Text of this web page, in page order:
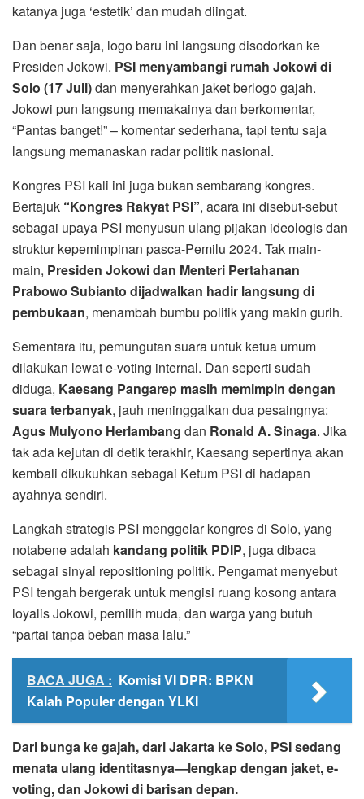
katanya juga ‘estetik’ dan mudah diingat.
Dan benar saja, logo baru ini langsung disodorkan ke
Presiden Jokowi. PSI menyambangi rumah Jokowi di
Solo (17 Juli)dan menyerahkan jaket berlogo gajah.
Jokowi pun langsung memakainya dan berkomentar,
“Pantas banget!” – komentar sederhana, tapi tentu saja
langsung memanaskan radar politik nasional.
Kongres PSI kali ini juga bukan sembarang kongres.
Bertajuk “Kongres Rakyat PSI”, acara ini disebut-sebut
sebagai upaya PSI menyusun ulang pijakan ideologis dan
struktur kepemimpinan pasca-Pemilu 2024. Tak main-
main, Presiden Jokowi dan Menteri Pertahanan
Prabowo Subianto dijadwalkan hadir langsung di
pembukaan, menambah bumbu politik yang makin gurih.
Sementara itu, pemungutan suara untuk ketua umum
dilakukan lewat e-voting internal. Dan seperti sudah
diduga, Kaesang Pangarep masih memimpin dengan
suara terbanyak, jauh meninggalkan dua pesaingnya:
Agus Mulyono Herlambang dan Ronald A. Sinaga. Jika
tak ada kejutan di detik terakhir, Kaesang sepertinya akan
kembali dikukuhkan sebagai Ketum PSI di hadapan
ayahnya sendiri.
Langkah strategis PSI menggelar kongres di Solo, yang
notabene adalah kandang politik PDIP, juga dibaca
sebagai sinyal repositioning politik. Pengamat menyebut
PSI tengah bergerak untuk mengisi ruang kosong antara
loyalis Jokowi, pemilih muda, dan warga yang butuh
“partai tanpa beban masa lalu.”
BACA JUGA : Komisi VI DPR: BPKN
Kalah Populer dengan YLKI
Dari bunga ke gajah, dari Jakarta ke Solo, PSI sedang
menata ulang identitasnya—lengkap dengan jaket, e-
voting, dan Jokowi di barisan depan.